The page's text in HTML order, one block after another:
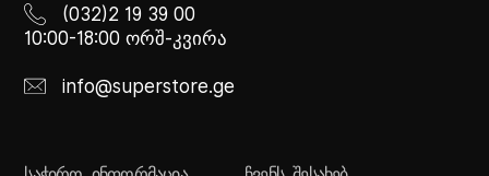
(032)2 19 39 00
10:00-18:00 ორშ-კვირა
info@superstore.ge